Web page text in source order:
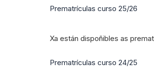
Prematrículas curso 25/26
Xa están dispoñibles as
Prematrículas curso 24/25